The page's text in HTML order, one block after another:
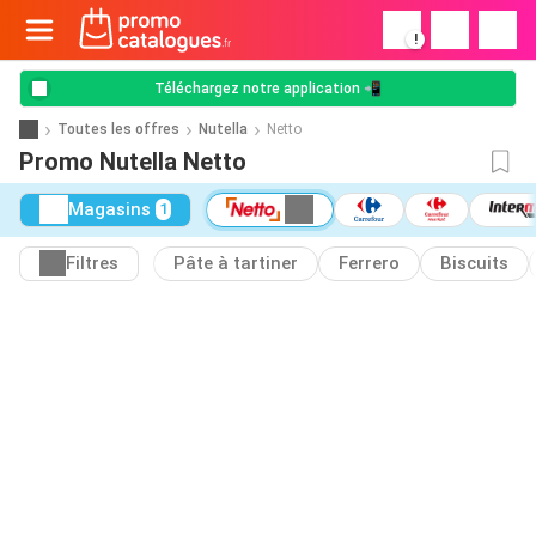
!
Téléchargez notre application 📲
Toutes les offres Nutella Netto
Promo Nutella Netto
Magasins 1
Filtres Pâte à tartiner Ferrero Biscuits